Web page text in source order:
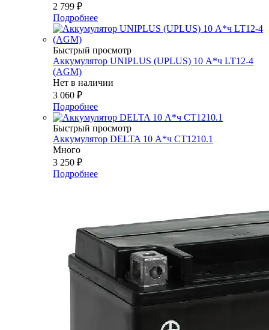
2 799 ₽
Подробнее
Быстрый просмотр
Аккумулятор UNIPLUS (UPLUS) 10 А*ч LT12-4
(AGM)
Нет в наличии
3 060 ₽
Подробнее
Быстрый просмотр
Аккумулятор DELTA 10 А*ч СТ1210.1
Много
3 250 ₽
Подробнее